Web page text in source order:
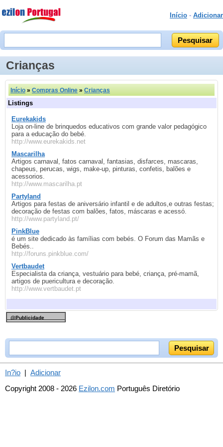
Início - Adicionar
Crianças
Início » Compras Online » Crianças
Listings
Eurekakids
Loja on-line de brinquedos educativos com grande valor pedagógico
para a educação do bebé.
http://www.eurekakids.net
Mascarilha
Artigos carnaval, fatos carnaval, fantasias, disfarces, mascaras,
chapeus, perucas, wigs, make-up, pinturas, confetis, balões e
acessorios.
http://www.mascarilha.pt
Partyland
Artigos para festas de aniversário infantil e de adultos,e outras festas;
decoração de festas com balões, fatos, máscaras e acessó.
http://www.partyland.pt/
PinkBlue
é um site dedicado às famílias com bebés. O Forum das Mamãs e
Bebés..
http://foruns.pinkblue.com/
Vertbaudet
Especialista da criança, vestuário para bebé, criança, pré-mamã,
artigos de puericultura e decoração.
http://www.vertbaudet.pt
@Publicidade
In?io | Adicionar
Copyright 2008 - 2026 Ezilon.com Português Diretório